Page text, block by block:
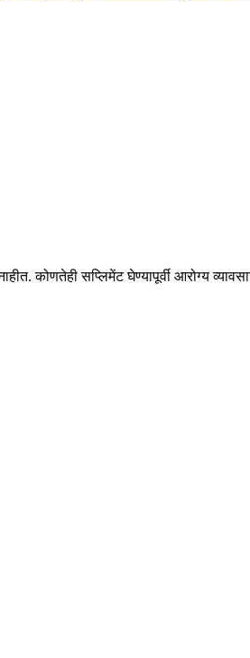
कोणतेही सप्लिमेंट घेण्यापूर्वी आरोग्य